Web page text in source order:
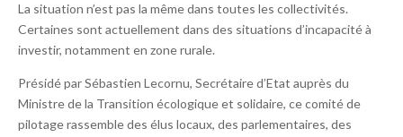
La situation n’est pas la même dans toutes les collectivités.
Certaines sont actuellement dans des situations d’incapacité à
investir, notamment en zone rurale.
Présidé par Sébastien Lecornu, Secrétaire d’Etat auprès du
Ministre de la Transition écologique et solidaire, ce comité de
pilotage rassemble des élus locaux, des parlementaires, des